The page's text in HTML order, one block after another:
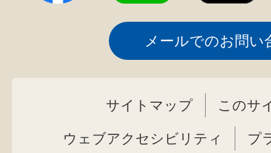
メールでのお問い
サイトマップ このサ
ウェブアクセシビリティ プ